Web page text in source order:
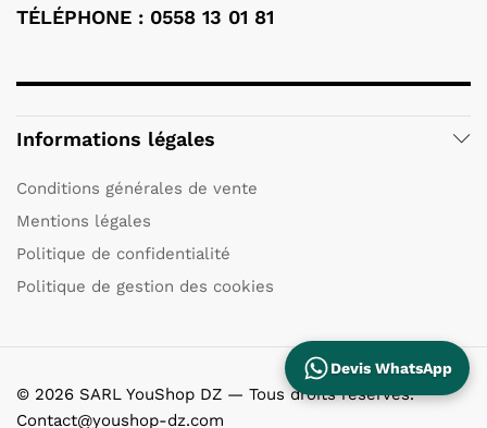
TÉLÉPHONE : 0558 13 01 81
Informations légales
Conditions générales de vente
Mentions légales
Politique de confidentialité
Politique de gestion des cookies
© 2026 SARL YouShop DZ — Tous droits réservés.
Contact@youshop-dz.com
Devis WhatsApp